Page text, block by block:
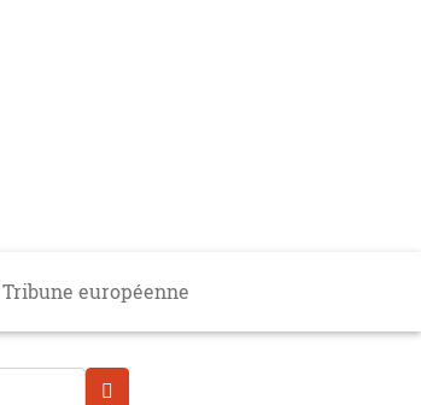
Tribune européenne